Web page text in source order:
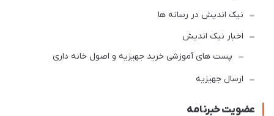
نیک اندیش در رسانه ها
اخبار نیک اندیش
پست های آموزشی خرید جهیزیه و اصول خانه داری
ارسال جهیزیه
عضویت خبرنامه